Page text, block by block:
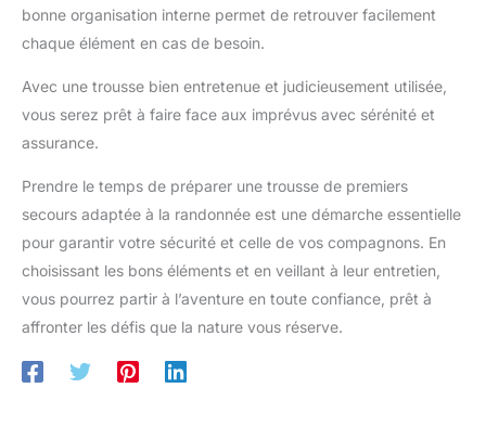
bonne organisation interne permet de retrouver facilement
chaque élément en cas de besoin.
Avec une trousse bien entretenue et judicieusement utilisée,
vous serez prêt à faire face aux imprévus avec sérénité et
assurance.
Prendre le temps de préparer une trousse de premiers
secours adaptée à la randonnée est une démarche essentielle
pour garantir votre sécurité et celle de vos compagnons. En
choisissant les bons éléments et en veillant à leur entretien,
vous pourrez partir à l’aventure en toute confiance, prêt à
affronter les défis que la nature vous réserve.